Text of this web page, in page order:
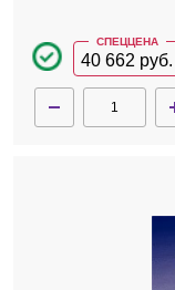
СПЕЦЦЕНА
40 662 руб.